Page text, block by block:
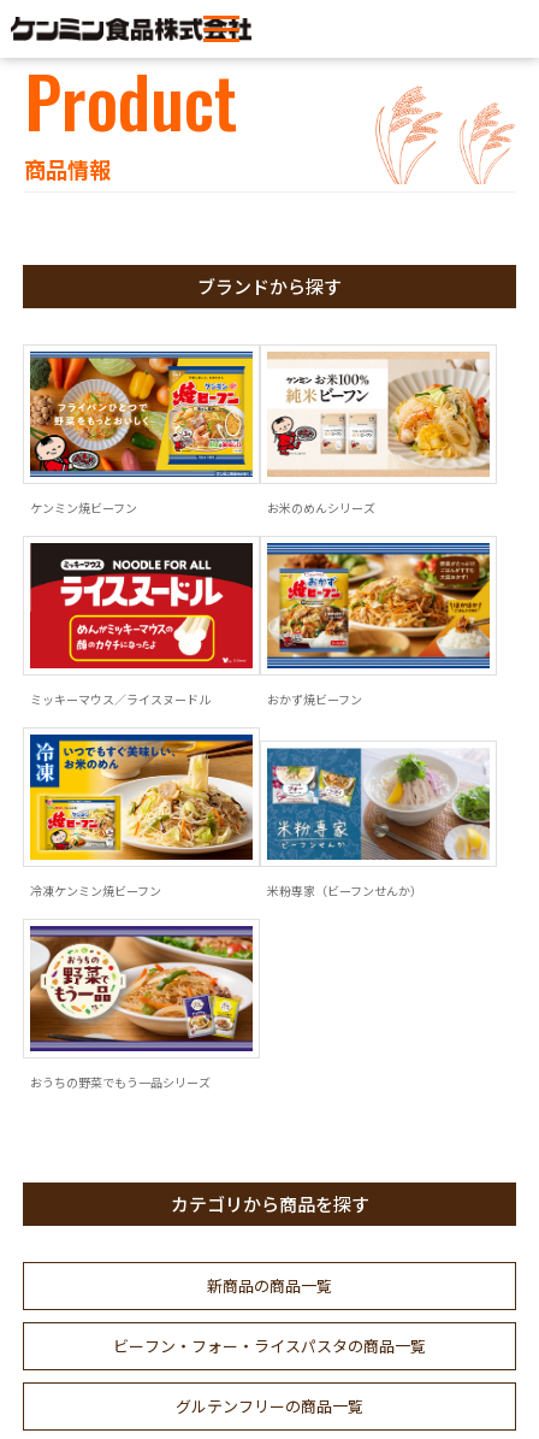
Product
商品情報
ブランドから探す
ケンミン焼ビーフン お米のめんシリーズ
ミッキーマウス／ライスヌードル おかず焼ビーフン
冷凍ケンミン焼ビーフン 米粉専家（ビーフンせんか）
おうちの野菜でもう一品シリーズ
カテゴリから商品を探す
新商品の商品一覧
ビーフン・フォー・ライスパスタの商品一覧
グルテンフリーの商品一覧